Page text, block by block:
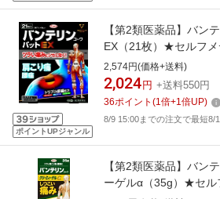
ポイントUPジャンル
【第2類医薬品】バン
EX（21枚）★セルフメ
商品【wtmedi】KOWA
2,574円(価格+送料)
2,024 円 +送料550円
36ポイント (1倍+1倍UP)
8/9 15:00までの注文で最短8/
【第2類医薬品】バン
ーゲルα（35g）★セル